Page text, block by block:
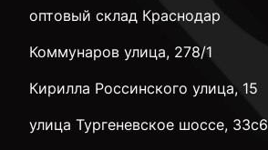
оптовый склад Краснодар
Коммунаров улица, 278/1
Кирилла Россинского улица, 15
улица Тургеневское шоссе, 33с6